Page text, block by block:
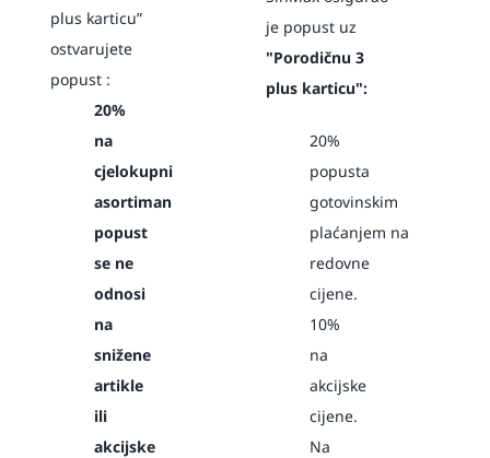
plus karticu”
ostvarujete
popust :
20%
na
cjelokupni
asortiman
popust
se ne
odnosi
na
snižene
artikle
ili
akcijske
je popust uz
"Porodičnu 3
plus karticu":
20%
popusta
gotovinskim
plaćanjem na
redovne
cijene.
10%
na
akcijske
cijene.
Na